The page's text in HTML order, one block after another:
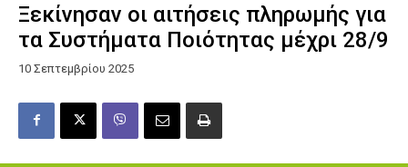
Ξεκίνησαν οι αιτήσεις πληρωμής για
τα Συστήματα Ποιότητας μέχρι 28/9
10 Σεπτεμβρίου 2025